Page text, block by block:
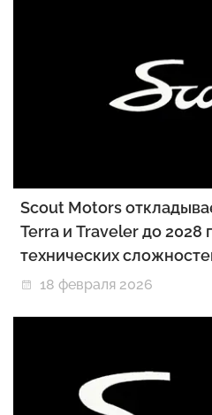
Scout Motors
Terra и Traveler до 2028
технических
18 февраля 2026